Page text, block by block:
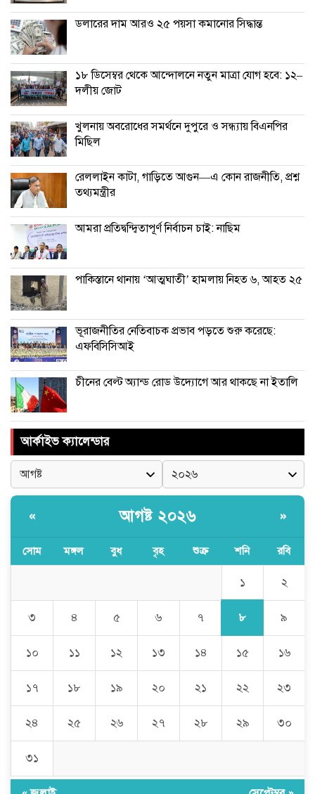
ডলারের দাম আরও ২৫ পয়সা কমানোর সিদ্ধান্ত
১৮ ডিসেম্বর থেকে আন্দোলনে নতুন মাত্রা যোগ হবে: ১২–
দলীয় জোট
খুলনায় অবরোধের সমর্থনে দুপুরে ও সন্ধ্যায় বিএনপির
মিছিল
রেললাইন কাটা, গাড়িতে আগুন—এ কোন রাজনীতি, প্রশ্ন
তথ্যমন্ত্রীর
আমরা প্রতিদ্বন্দ্বিতাপূর্ণ নির্বাচন চাই: না‌ছিম
পাকিস্তানে থানায় ‘আত্মঘাতী’ হামলায় নিহত ৬, আহত ২৫
ভূরাজনীতির নেতিবাচক প্রভাব পড়তে শুরু করেছে:
এফবিসিসিআই
চীনের বেল্ট অ্যান্ড রোড উদ্যোগে আর থাকছে না ইতালি
আর্কাইভ ক্যালেন্ডার
« আগষ্ট ২০২৬ »
সোম মঙ্গল বুধ বৃহ শুক্র শনি রবি
১ ২
৩ ৪ ৫ ৬ ৭ ৮ ৯
১০ ১১ ১২ ১৩ ১৪ ১৫ ১৬
১৭ ১৮ ১৯ ২০ ২১ ২২ ২৩
২৪ ২৫ ২৬ ২৭ ২৮ ২৯ ৩০
৩১